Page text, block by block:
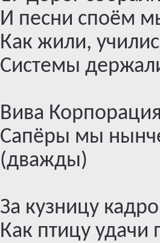
И песни споём
Как жили,
Системы
Вива
Сапёры мы
(дважды)
За кузницу
Как птицу удачи